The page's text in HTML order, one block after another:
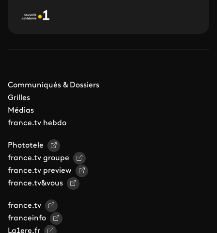
Communiqués & Dossiers
Grilles
Médias
france.tv hebdo
Phototele
france.tv groupe
france.tv preview
france.tv&vous
france.tv
franceinfo
La1ere.fr